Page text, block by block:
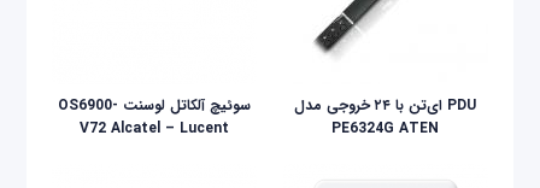
PDU ای‌تن با ۲۴ خروجی مدل
PE6324G ATEN
سوئیچ آلکاتل لوسنت OS6900-
V72 Alcatel – Lucent